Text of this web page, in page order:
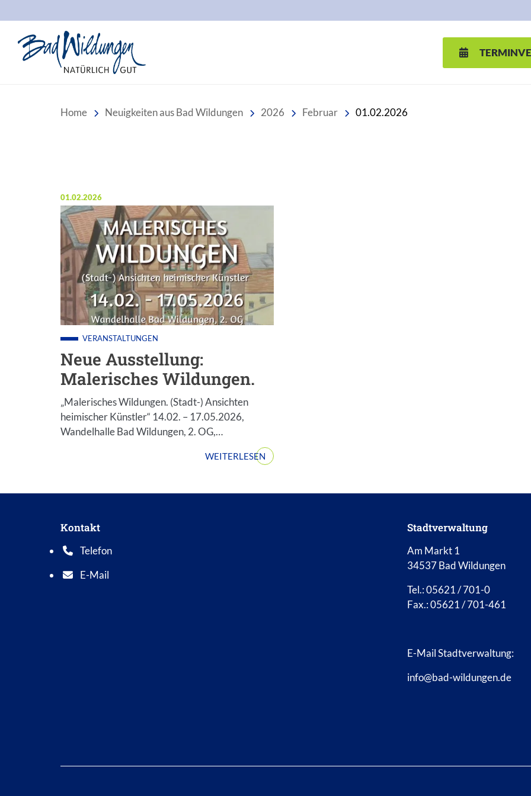
Home Neuigkeiten aus Bad Wildungen 2026 Februar 01.02.2026
Veröffentlicht am:
01.02.2026
Neue Ausstellung:
Malerisches Wildungen.
VERANSTALTUNGEN
„Malerisches Wildungen. (Stadt-) Ansichten
heimischer Künstler“ 14.02. – 17.05.2026,
Wandelhalle Bad Wildungen, 2. OG,…
WEITERLESEN
Kontakt
Telefon
Telefonnummer: 0 5 6 2 1 7 0 1 0
E-Mail
E-Mail Adresse: info@bad-wildungen.de
Stadtverwaltung
Am Markt 1
34537 Bad Wildungen
Tel.: 05621 / 701-0
Fax.: 05621 / 701-461
E-Mail Stadtverwaltung:
info@bad-wildungen.de